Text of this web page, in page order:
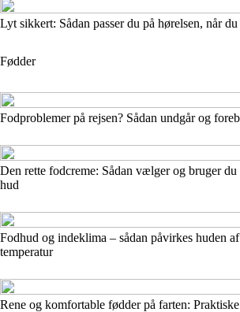
Lyt sikkert: Sådan passer du på hørelsen, når
Fødder
Fodproblemer på rejsen? Sådan undgår og
Den rette fodcreme: Sådan vælger og bruger
hud
Fodhud og indeklima – sådan påvirkes huden
temperatur
Rene og komfortable fødder på farten: